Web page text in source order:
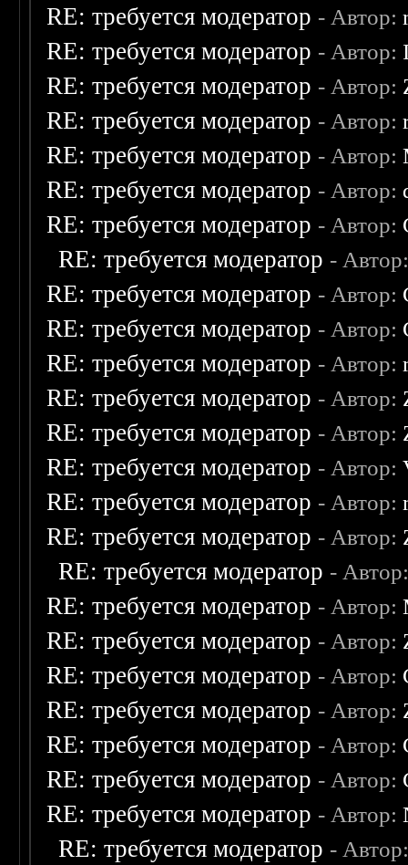
RE: требуется модератор - Автор:
RE: требуется модератор - Автор:
RE: требуется модератор - Автор:
RE: требуется модератор - Автор:
RE: требуется модератор - Автор:
RE: требуется модератор - Автор:
RE: требуется модератор - Автор:
RE: требуется модератор -
RE: требуется модератор - Автор:
RE: требуется модератор - Автор:
RE: требуется модератор - Автор:
RE: требуется модератор - Автор:
RE: требуется модератор - Автор:
RE: требуется модератор - Автор:
RE: требуется модератор - Автор:
RE: требуется модератор - Автор:
RE: требуется модератор -
RE: требуется модератор - Автор:
RE: требуется модератор - Автор:
RE: требуется модератор - Автор:
RE: требуется модератор - Автор:
RE: требуется модератор - Автор:
RE: требуется модератор - Автор:
RE: требуется модератор - Автор:
RE: требуется модератор -